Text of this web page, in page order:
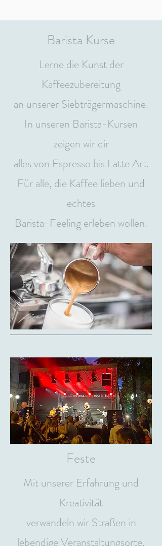
Barista Kurse
Lerne die Kunst der
Kaffeezubereitung
an unserer Siebträgermaschine.
In unseren Barista-Kursen
zeigen wir dir
alles von Espresso bis Latte Art.
Für alle, die Kaffee lieben und
echtes
Barista-Feeling erleben wollen.
Feste
Mit unserer Erfahrung und
Kreativität
verwandeln wir Straßen in
lebendige Veranstaltungsorte,